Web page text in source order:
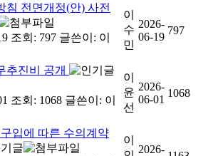
침 전면개정(안) 사전
조회: 797 글쓴이: 이
이
수
민
2026-
06-19
797
추진비 공개
조회: 1068 글쓴이: 이
이
윤
선
2026-
06-01
1068
입에 따른 수의계약
이
2026-